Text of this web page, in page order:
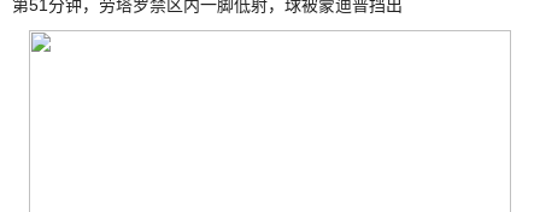
第51分钟，劳塔罗禁区内一脚低射，球被蒙迪普挡出